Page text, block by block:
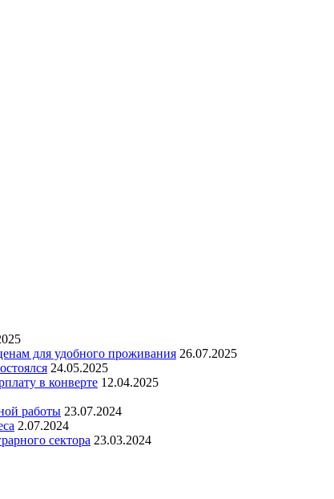
для удобного проживания 26.07.2025
24.05.2025
в конверте 12.04.2025
работы 23.07.2024
2.07.2024
сектора 23.03.2024